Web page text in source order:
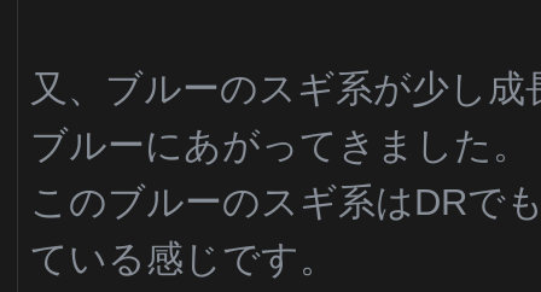
又、ブルーのスギ系が少し
ブルーにあがってきました。
このブルーのスギ系はDRで
ている感じです。